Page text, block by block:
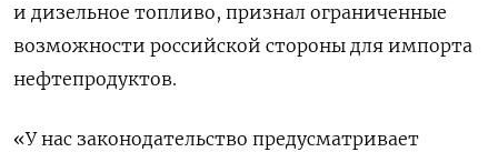
и дизельное топливо, признал ограниченные
возможности российской стороны для импорта
нефтепродуктов.
«У нас законодательство предусматривает